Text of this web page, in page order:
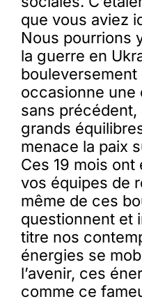
que vous aviez
Nous pourrions
la guerre en
occasionne une
sans
grands
menace la paix
Ces 19 mois ont
vos équipes de
même de ces
questionnent et
titre nos
énergies se
l’avenir, ces
comme ce